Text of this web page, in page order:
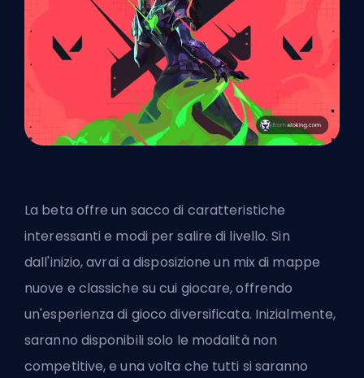
La beta offre un sacco di caratteristiche
interessanti e modi per salire di livello. Sin
dall'inizio, avrai a disposizione un mix di mappe
nuove e classiche su cui giocare, offrendo
un'esperienza di gioco diversificata. Inizialmente,
saranno disponibili solo le modalità non
competitive, e una volta che tutti si saranno